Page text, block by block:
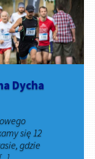
Dycha
się 12
gdzie